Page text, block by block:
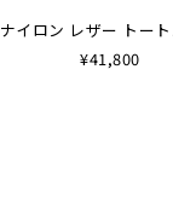
ナイロン レザー トー
¥41,800